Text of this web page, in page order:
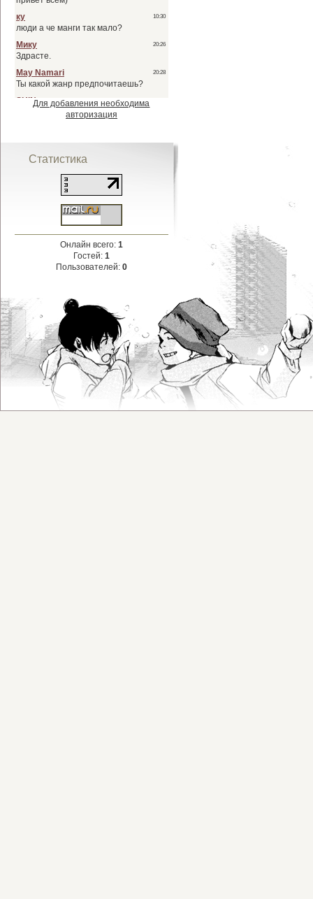
Для добавления необходима
авторизация
Статистика
Онлайн всего: 1
Гостей: 1
Пользователей: 0